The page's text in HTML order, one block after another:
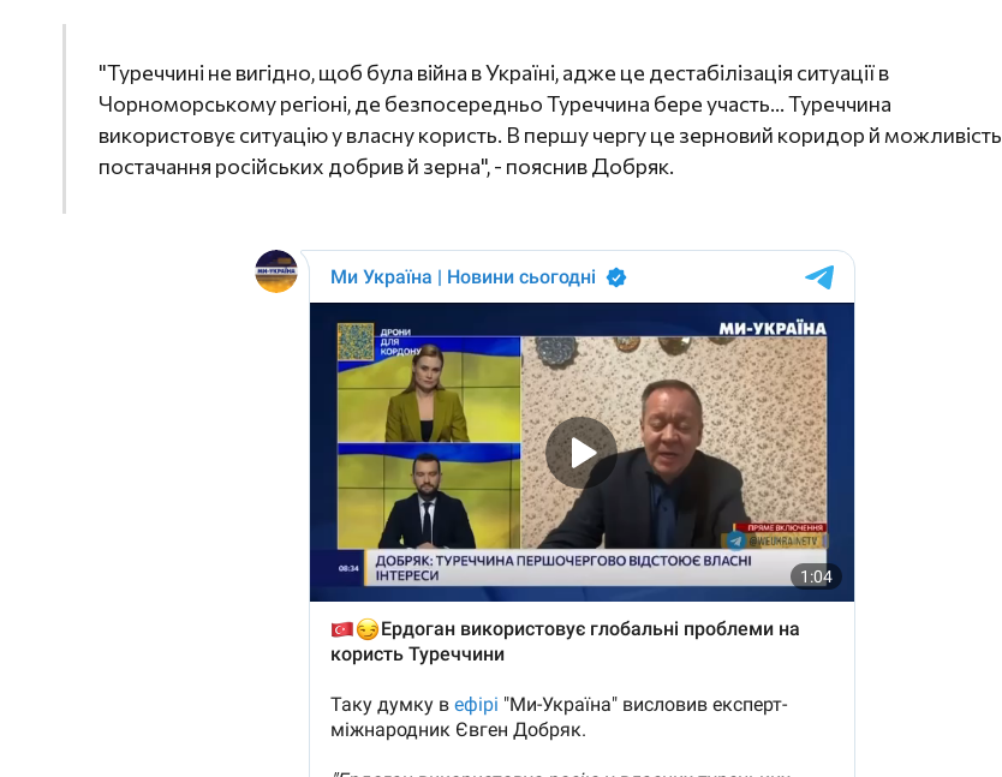
"Туреччині не вигідно, щоб була війна в Україні, адже це дестабілізація ситуації в
Чорноморському регіоні, де безпосередньо Туреччина бере участь… Туреччина
використовує ситуацію у власну користь. В першу чергу це зерновий коридор й можливість
постачання російських добрив й зерна", - пояснив Добряк.